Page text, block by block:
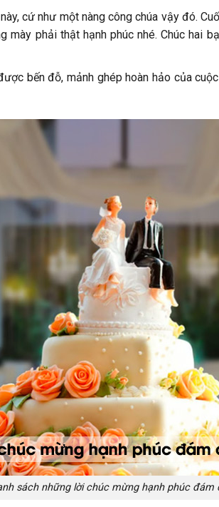
cứ như một nàng công chúa vậy đó.
mày phải thật hạnh phúc nhé. Chúc hai
bến đỗ, mảnh ghép hoàn hảo của
sách những lời chúc mừng hạnh phúc đám